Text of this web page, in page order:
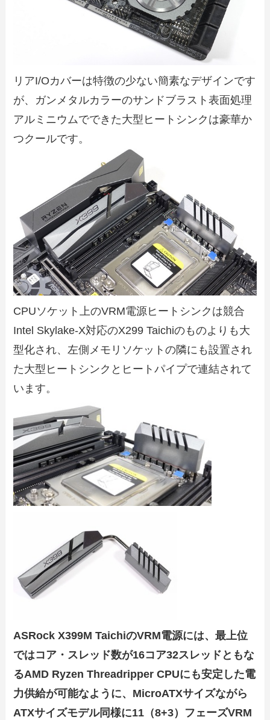
リアI/Oカバーは特徴の少ない簡素なデザインです
が、ガンメタルカラーのサンドブラスト表面処理
アルミニウムでできた大型ヒートシンクは豪華か
つクールです。
CPUソケット上のVRM電源ヒートシンクは競合
Intel Skylake-X対応のX299 Taichiのものよりも大
型化され、左側メモリソケットの隣にも設置され
た大型ヒートシンクとヒートパイプで連結されて
います。
ASRock X399M TaichiのVRM電源には、最上位
ではコア・スレッド数が16コア32スレッドともな
るAMD Ryzen Threadripper CPUにも安定した電
力供給が可能なように、MicroATXサイズながら
ATXサイズモデル同様に11（8+3）フェーズVRM